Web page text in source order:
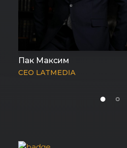
Пак Максим
CEO LATMEDIA